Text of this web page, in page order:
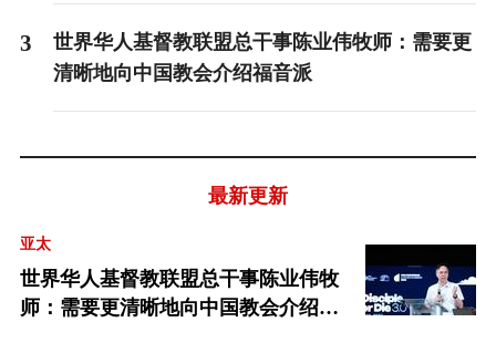
3
世界华人基督教联盟总干事陈业伟牧师：需要更
清晰地向中国教会介绍福音派
最新更新
亚太
世界华人基督教联盟总干事陈业伟牧
师：需要更清晰地向中国教会介绍福